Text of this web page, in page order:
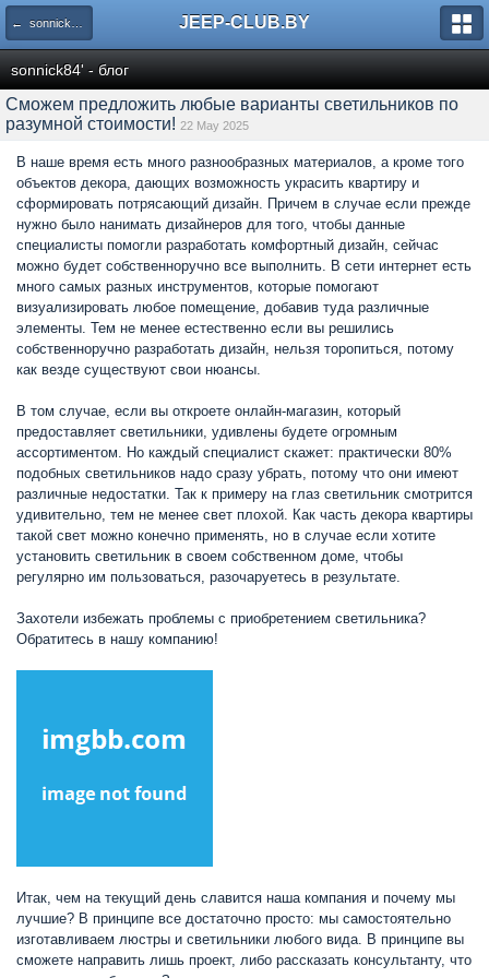
← sonnick84' - блог JEEP-CLUB.BY
sonnick84' - блог
Сможем предложить любые варианты светильников по
разумной стоимости! 22 May 2025
В наше время есть много разнообразных материалов, а кроме того
объектов декора, дающих возможность украсить квартиру и
сформировать потрясающий дизайн. Причем в случае если прежде
нужно было нанимать дизайнеров для того, чтобы данные
специалисты помогли разработать комфортный дизайн, сейчас
можно будет собственноручно все выполнить. В сети интернет есть
много самых разных инструментов, которые помогают
визуализировать любое помещение, добавив туда различные
элементы. Тем не менее естественно если вы решились
собственноручно разработать дизайн, нельзя торопиться, потому
как везде существуют свои нюансы.
В том случае, если вы откроете онлайн-магазин, который
предоставляет светильники, удивлены будете огромным
ассортиментом. Но каждый специалист скажет: практически 80%
подобных светильников надо сразу убрать, потому что они имеют
различные недостатки. Так к примеру на глаз светильник смотрится
удивительно, тем не менее свет плохой. Как часть декора квартиры
такой свет можно конечно применять, но в случае если хотите
установить светильник в своем собственном доме, чтобы
регулярно им пользоваться, разочаруетесь в результате.
Захотели избежать проблемы с приобретением светильника?
Обратитесь в нашу компанию!
Итак, чем на текущий день славится наша компания и почему мы
лучшие? В принципе все достаточно просто: мы самостоятельно
изготавливаем люстры и светильники любого вида. В принципе вы
сможете направить лишь проект, либо рассказать консультанту, что